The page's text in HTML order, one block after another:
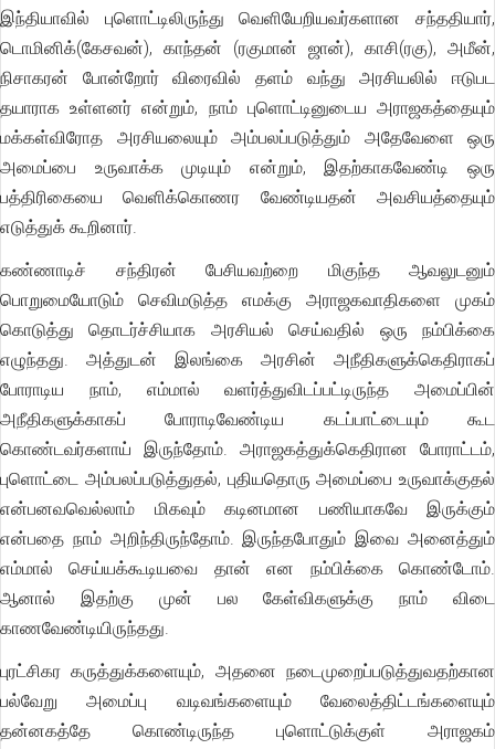
இந்தியாவில் புளொட்டிலிருந்து வெளியேறியவர்களான சந்ததியார்,
டொமினிக்(கேசவன்), காந்தன் (ரகுமான் ஜான்), காசி(ரகு), அமீன்,
நிசாகரன் போன்றோர் விரைவில் தளம் வந்து அரசியலில் ஈடுபட
தயாராக உள்ளனர் என்றும், நாம் புளொட்டினுடைய அராஜகத்தையும்
மக்கள்விரோத அரசியலையும் அம்பலப்படுத்தும் அதேவேளை ஒரு
அமைப்பை உருவாக்க முடியும் என்றும், இதற்காகவேண்டி ஒரு
பத்திரிகையை வெளிக்கொணர வேண்டியதன் அவசியத்தையும்
எடுத்துக் கூறினார்.
கண்ணாடிச் சந்திரன் பேசியவற்றை மிகுந்த ஆவலுடனும்
பொறுமையோடும் செவிமடுத்த எமக்கு அராஜகவாதிகளை முகம்
கொடுத்து தொடர்ச்சியாக அரசியல் செய்வதில் ஒரு நம்பிக்கை
எழுந்தது. அத்துடன் இலங்கை அரசின் அநீதிகளுக்கெதிராகப்
போராடிய நாம், எம்மால் வளர்த்துவிடப்பட்டிருந்த அமைப்பின்
அநீதிகளுக்காகப் போராடிவேண்டிய கடப்பாட்டையும் கூட
கொண்டவர்களாய் இருந்தோம். அராஜகத்துக்கெதிரான போராட்டம்,
புளொட்டை அம்பலப்படுத்துதல், புதியதொரு அமைப்பை உருவாக்குதல்
என்பனவவெல்லாம் மிகவும் கடினமான பணியாகவே இருக்கும்
என்பதை நாம் அறிந்திருந்தோம். இருந்தபோதும் இவை அனைத்தும்
எம்மால் செய்யக்கூடியவை தான் என நம்பிக்கை கொண்டோம்.
ஆனால் இதற்கு முன் பல கேள்விகளுக்கு நாம் விடை
காணவேண்டியிருந்தது.
புரட்சிகர கருத்துக்களையும், அதனை நடைமுறைப்படுத்துவதற்கான
பல்வேறு அமைப்பு வடிவங்களையும் வேலைத்திட்டங்களையும்
தன்னகத்தே கொண்டிருந்த புளொட்டுக்குள் அராஜகம்